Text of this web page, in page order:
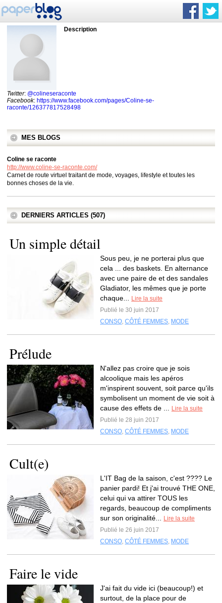
Description
Twitter: @colineseraconte
Facebook: https://www.facebook.com/pages/Coline-se-
raconte/126377817528498
MES BLOGS
Coline se raconte
http://www.coline-se-raconte.com/
Carnet de route virtuel traitant de mode, voyages, lifestyle et toutes les
bonnes choses de la vie.
DERNIERS ARTICLES (507)
Un simple détail
Sous peu, je ne porterai plus que
cela ... des baskets. En alternance
avec une paire de et des sandales
Gladiator, les mêmes que je porte
chaque...
Lire la suite
Publié le 30 juin 2017
CONSO, CÔTÉ FEMMES, MODE
Prélude
N'allez pas croire que je sois
alcoolique mais les apéros
m'inspirent souvent, soit parce qu'ils
symbolisent un moment de vie soit à
cause des effets de ...
Lire la suite
Publié le 28 juin 2017
CONSO, CÔTÉ FEMMES, MODE
Cult(e)
L'IT Bag de la saison, c'est ???? Le
panier pardi! Et j'ai trouvé THE ONE,
celui qui va attirer TOUS les
regards, beaucoup de compliments
sur son originalité...
Lire la suite
Publié le 26 juin 2017
CONSO, CÔTÉ FEMMES, MODE
Faire le vide
J'ai fait du vide ici (beaucoup!) et
surtout, de la place pour de